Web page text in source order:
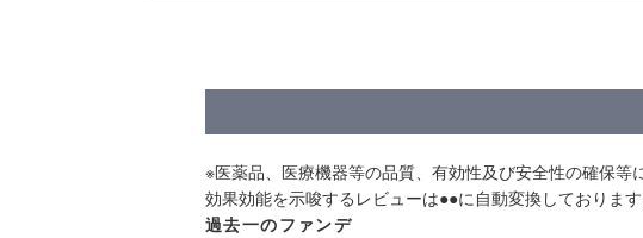
※医薬品、医療機器等の品質、有効性及び安全性の確保等
効果効能を示唆するレビューは●●に自動変換しております
過去一のファンデ